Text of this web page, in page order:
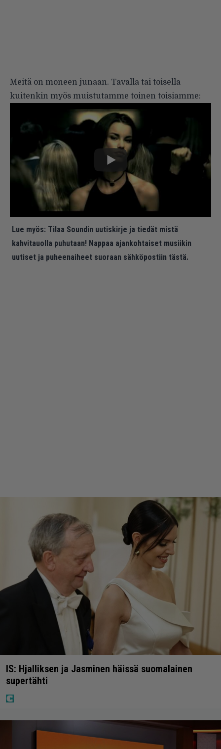
Meitä on moneen junaan. Tavalla tai toisella
kuitenkin myös muistutamme toinen toisiamme:
Lue myös: Tilaa Soundin uutiskirje ja tiedät mistä
kahvitauolla puhutaan! Nappaa ajankohtaiset musiikin
uutiset ja puheenaiheet suoraan sähköpostiin tästä.
IS: Hjalliksen ja Jasminen häissä suomalainen
supertähti